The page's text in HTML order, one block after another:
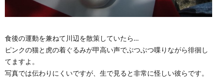
食後の運動を兼ねて川辺を散策していたら…
ピンクの猫と虎の着ぐるみが甲高い声でぶつぶつ喋りながら徘徊し
てますよ。
写真では伝わりにくいですが、生で見ると非常に怪しい彼らです。